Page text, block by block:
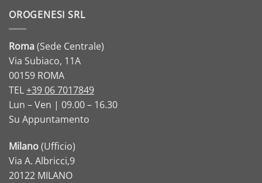
OROGENESI SRL
Roma(Sede Centrale)
Via Subiaco, 11A
00159 ROMA
TEL+39 06 7017849
Lun – Ven | 09.00 – 16.30
Su Appuntamento
Milano(Ufficio)
Via A. Albricci,9
20122 MILANO